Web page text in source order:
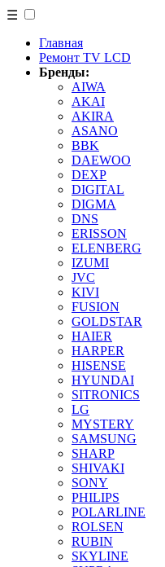
☰
Главная
Ремонт TV LCD
Бренды:
AIWA
AKAI
AKIRA
ASANO
BBK
DAEWOO
DEXP
DIGITAL
DIGMA
DNS
ERISSON
ELENBERG
IZUMI
JVC
KIVI
FUSION
GOLDSTAR
HAIER
HARPER
HISENSE
HYUNDAI
SITRONICS
LG
MYSTERY
SAMSUNG
SHARP
SHIVAKI
SONY
PHILIPS
POLARLINE
ROLSEN
RUBIN
SKYLINE